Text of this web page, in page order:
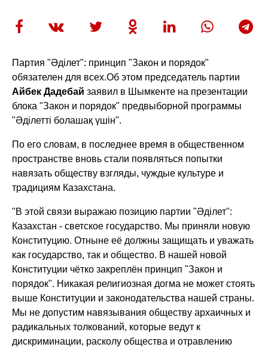
Партия "Әділет": принцип "Закон и порядок"
обязателен для всех.Об этом председатель партии
Айбек Дадебай заявил в Шымкенте на презентации
блока "Закон и порядок" предвыборной программы
"Әділетті болашақ үшін".
По его словам, в последнее время в общественном
пространстве вновь стали появляться попытки
навязать обществу взгляды, чуждые культуре и
традициям Казахстана.
"В этой связи выражаю позицию партии "Әділет":
Казахстан - светское государство. Мы приняли новую
Конституцию. Отныне её должны защищать и уважать
как государство, так и общество. В нашей новой
Конституции чётко закреплён принцип "Закон и
порядок". Никакая религиозная догма не может стоять
выше Конституции и законодательства нашей страны.
Мы не допустим навязывания обществу архаичных и
радикальных толкований, которые ведут к
дискриминации, расколу общества и отравлению